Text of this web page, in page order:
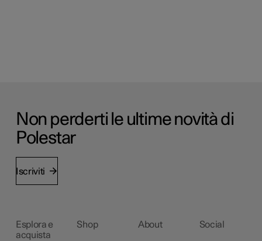
Non perderti le ultime novità di
Polestar
Iscriviti
Esplora e
acquista
Shop About Social